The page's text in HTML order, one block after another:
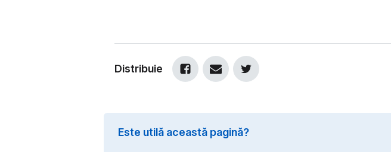
Distribuie
Este utilă această pagină?